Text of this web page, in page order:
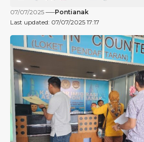
Last updated: 07/07/2025 17:17
07/07/2025 Pontianak